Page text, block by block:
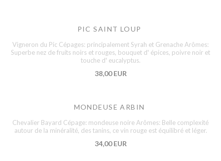
PIC SAINT LOUP
Vigneron du Pic Cépages: principalement Syrah et Grenache Arômes:
Superbe nez de fruits noirs et rouges, bouquet d' épices, poivre noir et
touche d' eucalyptus.
38,00 EUR
MONDEUSE ARBIN
Chevalier Bayard Cépage: mondeuse noire Arômes: Belle complexité
autour de la minéralité, des tanins, ce vin rouge est équilibré et léger.
34,00 EUR